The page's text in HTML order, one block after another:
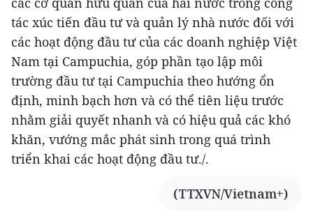
tác xúc tiến đầu tư và quản lý nhà nước đối với
các hoạt động đầu tư của các doanh nghiệp Việt
Nam tại Campuchia, góp phần tạo lập môi
trường đầu tư tại Campuchia theo hướng ổn
định, minh bạch hơn và có thể tiên liệu trước
nhằm giải quyết nhanh và có hiệu quả các khó
khăn, vướng mắc phát sinh trong quá trình
triển khai các hoạt động đầu tư./.
(TTXVN/Vietnam+)